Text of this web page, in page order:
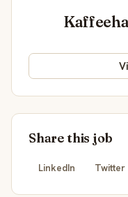
Share this job
LinkedIn Twitter